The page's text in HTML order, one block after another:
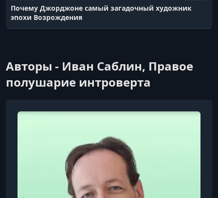
Почему Джорджоне самый загадочный художник
эпохи Возрождения
Авторы - Иван Саблин, Правое
полушарие интроверта